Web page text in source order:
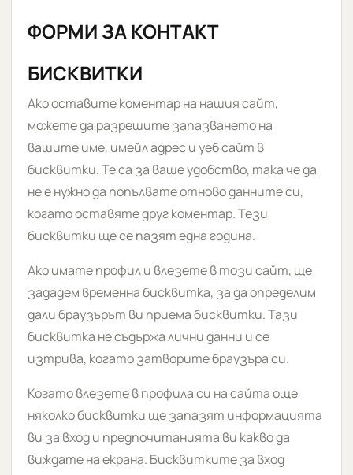
ФОРМИ ЗА КОНТАКТ
БИСКВИТКИ
Ако оставите коментар на нашия сайт,
можете да разрешите запазването на
вашите име, имейл адрес и уеб сайт в
бисквитки. Те са за ваше удобство, така че да
не е нужно да попълвате отново данните си,
когато оставяте друг коментар. Тези
бисквитки ще се пазят една година.
Ако имате профил и влезете в този сайт, ще
зададем временна бисквитка, за да определим
дали браузърът ви приема бисквитки. Тази
бисквитка не съдържа лични данни и се
изтрива, когато затворите браузъра си.
Когато влезете в профила си на сайта още
няколко бисквитки ще запазят информацията
ви за вход и предпочитанията ви какво да
виждате на екрана. Бисквитките за вход